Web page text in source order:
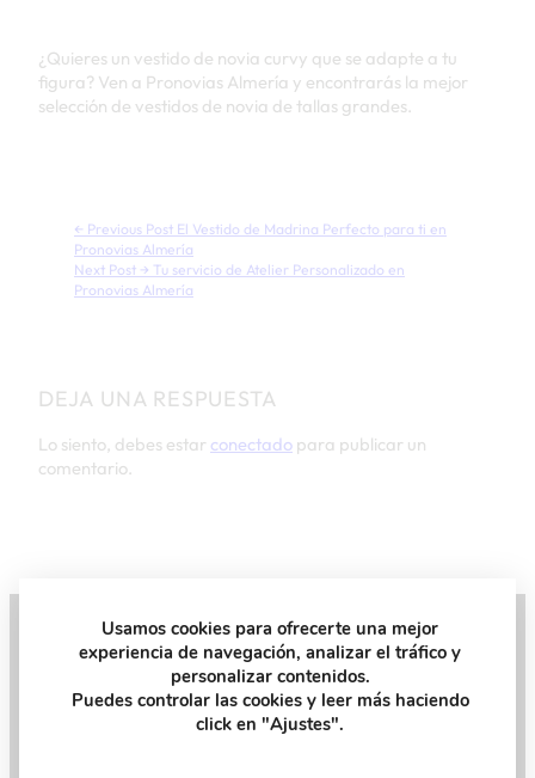
¿Quieres un vestido de novia curvy que se adapte a tu
figura? Ven a Pronovias Almería y encontrarás la mejor
selección de vestidos de novia de tallas grandes.
← Previous Post El Vestido de Madrina Perfecto para ti en
Pronovias Almería
Next Post → Tu servicio de Atelier Personalizado en
Pronovias Almería
DEJA UNA RESPUESTA
Lo siento, debes estar conectado para publicar un
comentario.
Pide tu Cita
Recibe la ayuda y el consejo que necesitas de nuestra
Usamos cookies para ofrecerte una mejor
experiencia de navegación, analizar el tráfico y
personalizar contenidos.
Puedes controlar las cookies y leer más haciendo
click en "Ajustes".